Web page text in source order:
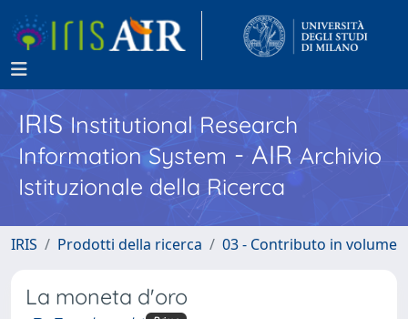
IRISInstitutional Research
Information System - AIR Archivio
Istituzionale della Ricerca
IRIS Prodotti della ricerca 03 - Contributo in volume
La moneta d'oro